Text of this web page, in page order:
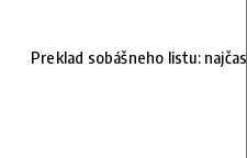
Preklad sobášneho listu: